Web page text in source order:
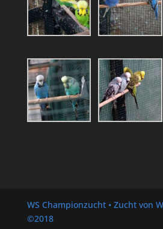
WS Championzucht • Zucht von
©2018